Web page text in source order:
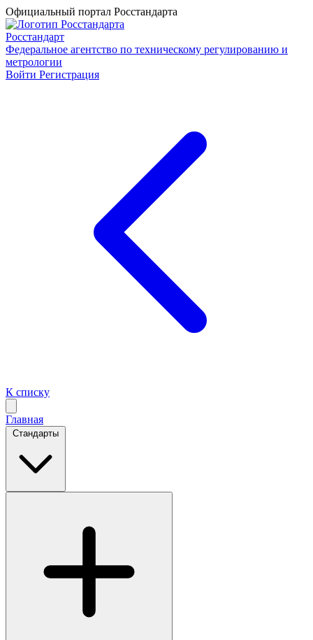
Официальный портал Росстандарта
Росстандарт
Федеральное агентство по техническому регулированию и
метрологии
Войти Регистрация
К списку
Главная
Стандарты